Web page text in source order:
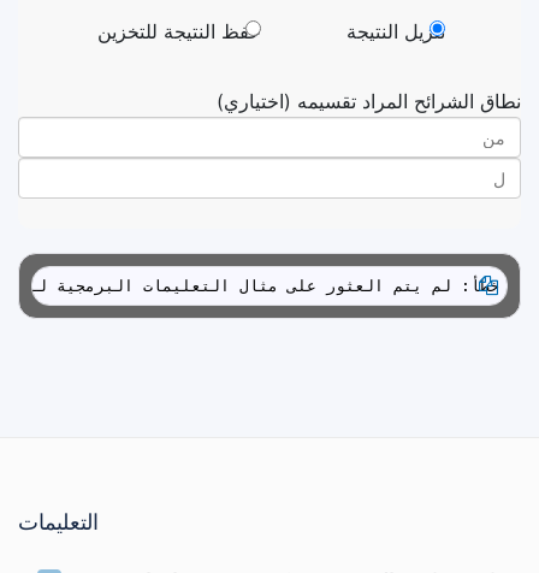
تنزيل النتيجة حفظ النتيجة للتخزين
نطاق الشرائح المراد تقسيمه (اختياري)
خطأ: لم يتم العثور على مثال التعليمات البرمجية لـ cpp
التعليمات